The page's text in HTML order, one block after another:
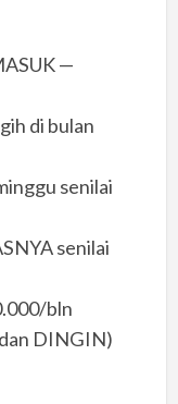
—
di bulan
senilai
senilai
bln
DINGIN)